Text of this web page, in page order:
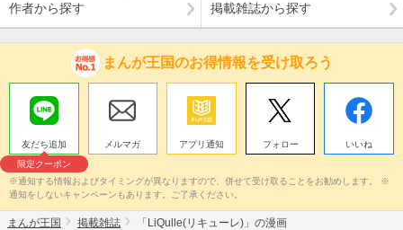
作者から探す 掲載雑誌から探す
まんが王国のお得情報を受け取ろう
友だち追加
限定クーポン
メルマガ アプリ通知 フォロー いいね
※通知する情報およびタイミングが異なりますので、併せて受け取ることをお勧めします。 ※
通知をしないキャンペーンもあります。ご了承ください。
まんが王国 掲載雑誌 「LiQulle(リキューレ)」の漫画